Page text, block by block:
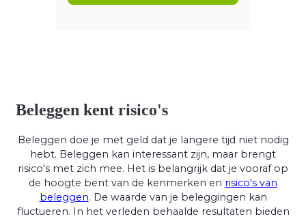
Beleggen kent risico's
Beleggen doe je met geld dat je langere tijd niet nodig
hebt. Beleggen kan interessant zijn, maar brengt
risico's met zich mee. Het is belangrijk dat je vooraf op
de hoogte bent van de kenmerken en risico's van
beleggen. De waarde van je beleggingen kan
fluctueren. In het verleden behaalde resultaten bieden